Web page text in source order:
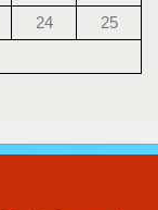
24
25